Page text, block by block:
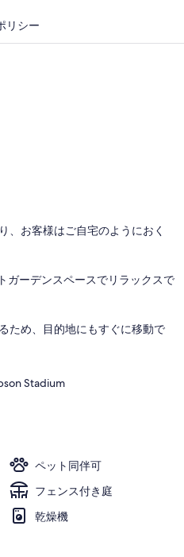
リシー
、お客様はご自宅のようにおく
ガーデンスペースでリラックスで
ため、目的地にもすぐに移動で
Stadium
ペット同伴可
フェンス付き庭
乾燥機